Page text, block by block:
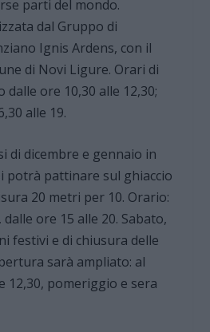
parti del mondo.
dal Gruppo di
Ignis Ardens, con il
di Novi Ligure. Orari di
ore 10,30 alle 12,30;
alle 19.
di dicembre e gennaio in
potrà pattinare sul ghiaccio
20 metri per 10. Orario:
ore 15 alle 20. Sabato,
festivi e di chiusura delle
sarà ampliato: al
12,30, pomeriggio e sera